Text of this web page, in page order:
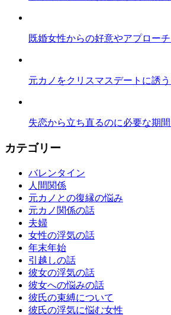
既婚女性からの好意やアプロー
元カノをクリスマスデートに誘
失恋から立ち直るのに必要な期
カテゴリー
バレンタイン
人間関係
元カノとの復縁の悩み
元カノ関係の話
夫婦
女性の浮気の話
年末年始
引越しの話
彼女の浮気の話
彼女への悩みの話
彼氏の束縛について
彼氏の浮気に悩む女性